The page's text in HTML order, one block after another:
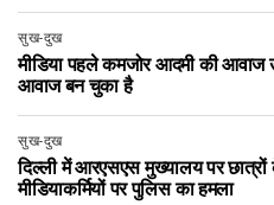
सुख-दुख
मीडिया पहले कमजोर आदमी की
आवाज बन चुका है
सुख-दुख
दिल्ली में आरएसएस मुख्यालय पर
मीडियाकर्मियों पर पुलिस का हमला